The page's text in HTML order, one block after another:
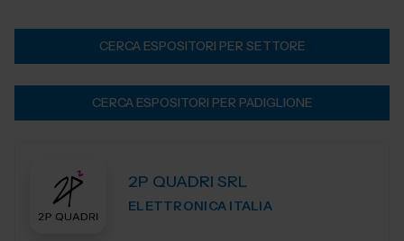
CERCA ESPOSITORI PER SETTORE
CERCA ESPOSITORI PER PADIGLIONE
2P QUADRI SRL
ELETTRONICA ITALIA